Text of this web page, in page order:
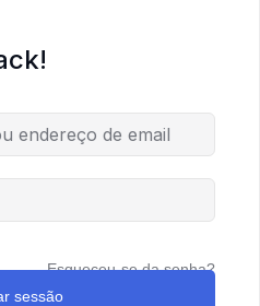
Esqueceu-se da senha?
sessão
Lost your password?
up